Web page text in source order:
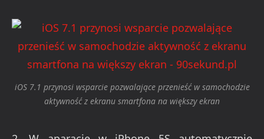
iOS 7.1 przynosi wsparcie pozwalające przenieść w samochodzie
aktywność z ekranu smartfona na większy ekran